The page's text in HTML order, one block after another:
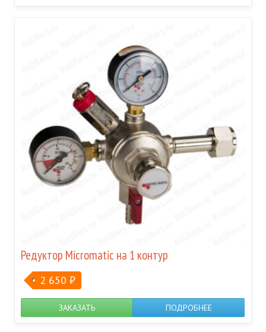
Редуктор Micromatic на 1 контур
2 650 ₽
ЗАКАЗАТЬ ПОДРОБНЕЕ